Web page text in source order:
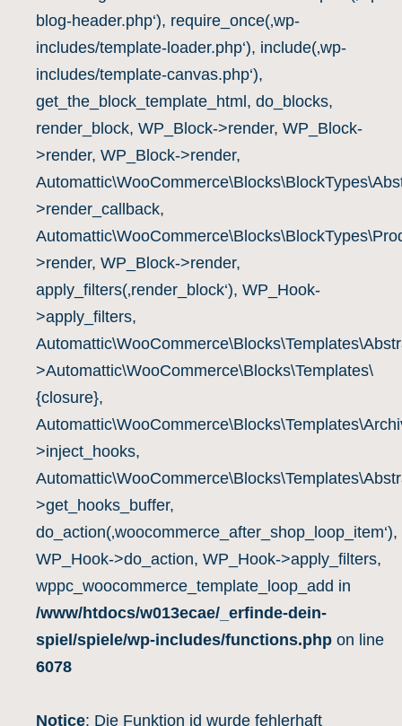
blog-header.php‘), require_once(‚wp-
includes/template-loader.php‘), include(‚wp-
includes/template-canvas.php‘),
get_the_block_template_html, do_blocks,
render_block, WP_Block->render, WP_Block-
>render, WP_Block->render,
>render_callback,
>render, WP_Block->render,
apply_filters(‚render_block‘), WP_Hook-
>apply_filters,
>Automattic\WooCommerce\Blocks\Templates\
{closure},
>inject_hooks,
>get_hooks_buffer,
do_action(‚woocommerce_after_shop_loop_item‘),
WP_Hook->do_action, WP_Hook->apply_filters,
wppc_woocommerce_template_loop_add in
/www/htdocs/w013ecae/_erfinde-dein-
spiel/spiele/wp-includes/functions.php on line
6078
Notice: Die Funktion id wurde fehlerhaft